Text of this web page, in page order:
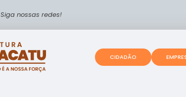
Siga nossas redes!
CIDADÃO